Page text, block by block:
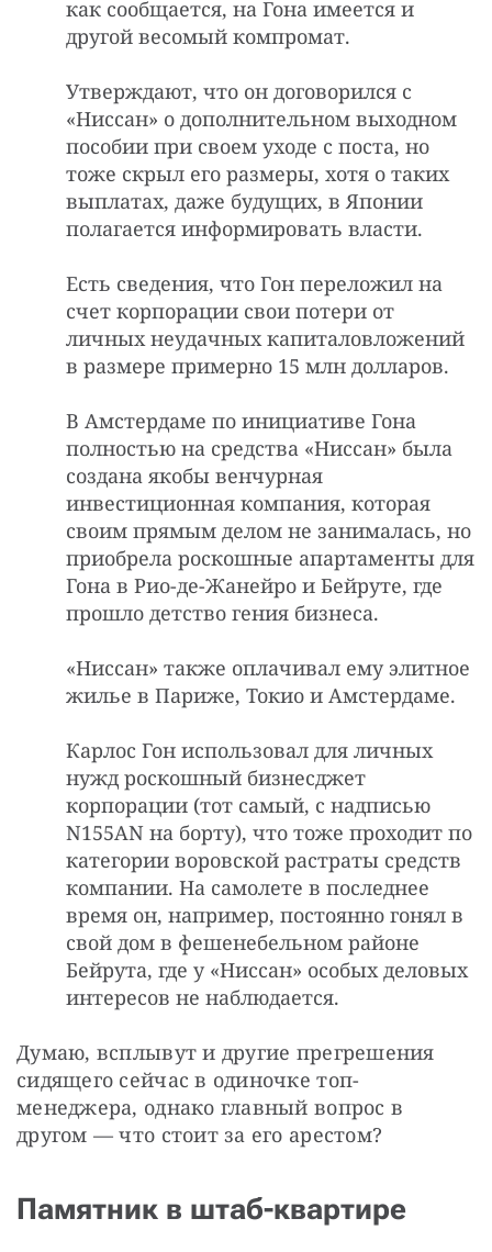
как сообщается, на Гона имеется и
другой весомый компромат.
Утверждают, что он договорился с
«Ниссан» о дополнительном выходном
пособии при своем уходе с поста, но
тоже скрыл его размеры, хотя о таких
выплатах, даже будущих, в Японии
полагается информировать власти.
Есть сведения, что Гон переложил на
счет корпорации свои потери от
личных неудачных капиталовложений
в размере примерно 15 млн долларов.
В Амстердаме по инициативе Гона
полностью на средства «Ниссан» была
создана якобы венчурная
инвестиционная компания, которая
своим прямым делом не занималась, но
приобрела роскошные апартаменты для
Гона в Рио-де-Жанейро и Бейруте, где
прошло детство гения бизнеса.
«Ниссан» также оплачивал ему элитное
жилье в Париже, Токио и Амстердаме.
Карлос Гон использовал для личных
нужд роскошный бизнесджет
корпорации (тот самый, с надписью
N155AN на борту), что тоже проходит по
категории воровской растраты средств
компании. На самолете в последнее
время он, например, постоянно гонял в
свой дом в фешенебельном районе
Бейрута, где у «Ниссан» особых деловых
интересов не наблюдается.
Думаю, всплывут и другие прегрешения
сидящего сейчас в одиночке топ-
менеджера, однако главный вопрос в
другом — что стоит за его арестом?
Памятник в штаб-квартире